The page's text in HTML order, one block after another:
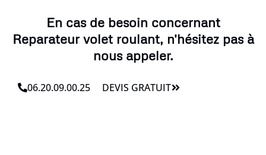
En cas de besoin concernant
Reparateur volet roulant, n'hésitez pas à
nous appeler.
06.20.09.00.25 DEVIS GRATUIT